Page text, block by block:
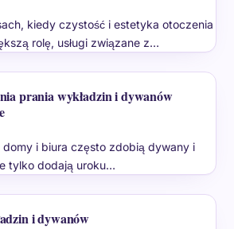
kiedy czystość i estetyka otoczenia
rolę, usługi związane z…
prania wykładzin i dywanów
domy i biura często zdobią dywany i
tylko dodają uroku…
i dywanów